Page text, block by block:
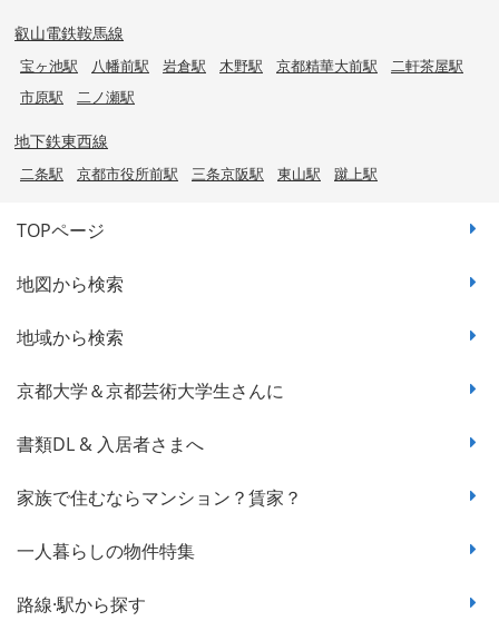
叡山電鉄鞍馬線
宝ヶ池駅 八幡前駅 岩倉駅 木野駅 京都精華大前駅
二軒茶屋駅
市原駅
二ノ瀬駅
地下鉄東西線
二条駅 京都市役所前駅 三条京阪駅 東山駅 蹴上駅
TOPページ
地図から検索
地域から検索
京都大学＆京都芸術大学生さんに
書類DL & 入居者さまへ
家族で住むならマンション？賃家？
一人暮らしの物件特集
路線·駅から探す